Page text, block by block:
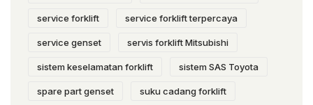
service forklift service forklift terpercaya
service genset servis forklift Mitsubishi
sistem keselamatan forklift sistem SAS Toyota
spare part genset suku cadang forklift